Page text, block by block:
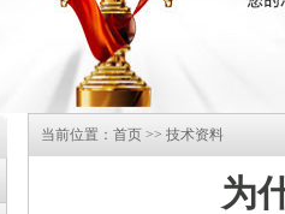
当前位置： 首页 >> 技术资料
为